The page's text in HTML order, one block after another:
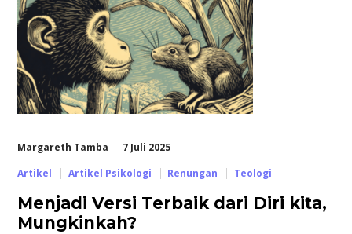
Margareth Tamba
7 Juli 2025
Artikel
Artikel Psikologi Renungan Teologi
Menjadi Versi Terbaik dari Diri kita,
Mungkinkah?